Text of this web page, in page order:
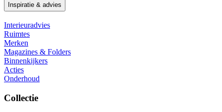
Inspiratie & advies
Interieuradvies
Ruimtes
Merken
Magazines & Folders
Binnenkijkers
Acties
Onderhoud
Collectie